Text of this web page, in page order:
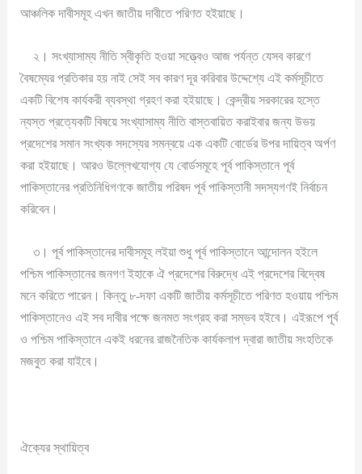
আঞ্চলিক দাবীসমূহ এখন জাতীয় দাবীতে পরিণত হইয়াছে।
২। সংখ্যাসাম্য নীতি স্বীকৃতি হওয়া সত্ত্বেও আজ পর্যন্ত যেসব কারণে
বৈষম্যের প্রতিকার হয় নাই সেই সব কারণ দূর করিবার উদ্দেশ্যে এই কর্মসূচীতে
একটি বিশেষ কার্যকরী ব্যবস্থা গ্রহণ করা হইয়াছে। কেন্দ্রীয় সরকারের হস্তে
ন্যস্ত প্রত্যেকটি বিষয়ে সংখ্যাসাম্য নীতি বাস্তবায়িত করাইবার জন্য উভয়
প্রদেশের সমান সংখ্যক সদস্যের সমন্বয়ে এক একটি বোর্ডের উপর দায়িত্ব অর্পণ
করা হইয়াছে। আরও উল্লেখযোগ্য যে বোর্ডসমূহে পূর্ব পাকিস্তানে পূর্ব
পাকিস্তানের প্রতিনিধিগণকে জাতীয় পরিষদ পূর্ব পাকিস্তানী সদস্যগণই নির্বাচন
করিবেন।
৩। পূর্ব পাকিস্তানের দাবীসমূহ লইয়া শুধু পূর্ব পাকিস্তানে আন্দোলন হইলে
পশ্চিম পাকিস্তানের জনগণ ইহাকে ঐ প্রদেশের বিরুদ্ধে এই প্রদেশের বিদ্বেষ
মনে করিতে পারেন। কিন্তু ৮-দফা একটি জাতীয় কর্মসূচীতে পরিণত হওয়ায় পশ্চিম
পাকিস্তানেও এই সব দাবীর পক্ষে জনমত সংগ্রহ করা সম্ভব হইবে। এইরূপে পূর্ব
ও পশ্চিম পাকিস্তানে একই ধরনের রাজনৈতিক কার্যকলাপ দ্বারা জাতীয় সংহতিকে
মজবুত করা যাইবে।
ঐক্যের স্থায়িত্ব